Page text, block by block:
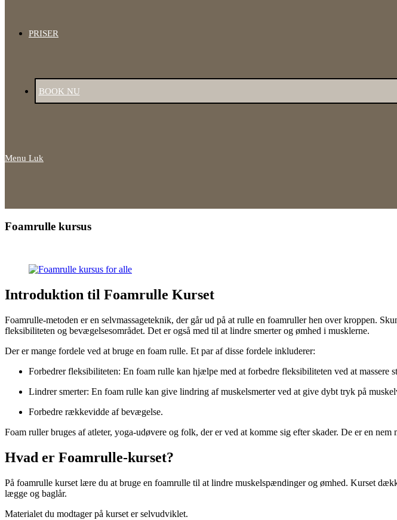
PRISER
BOOK NU
Menu Luk
Foamrulle kursus
Introduktion til Foamrulle Kurset
Foamrulle-metoden er en selvmassageteknik, der går ud på at rulle en foamruller hen over kroppen.
fleksibiliteten og bevægelsesområdet. Det er også med til at lindre smerter og ømhed i musklerne.
Der er mange fordele ved at bruge en foam rulle. Et par af disse fordele inkluderer:
Forbedrer fleksibiliteten: En foam rulle kan hjælpe med at forbedre fleksibiliteten ved at massere
Lindrer smerter: En foam rulle kan give lindring af muskelsmerter ved at give dybt tryk på
Forbedre rækkevidde af bevægelse.
Foam ruller bruges af atleter, yoga-udøvere og folk, der er ved at komme sig efter skader. De er en
Hvad er Foamrulle-kurset?
På foamrulle kurset lære du at bruge en foamrulle til at lindre muskelspændinger og ømhed. Kurset
lægge og baglår.
Materialet du modtager på kurset er selvudviklet.